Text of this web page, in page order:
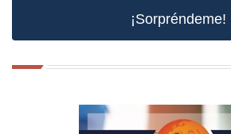
¡Sorpréndeme!